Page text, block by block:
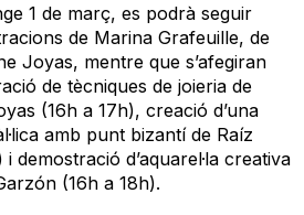
1 de març, es podrà seguir
de Marina Grafeuille, de
Joyas, mentre que s’afegiran
de tècniques de joieria de
(16h a 17h), creació d’una
amb punt bizantí de Raíz
demostració d’aquarel·la creativa
(16h a 18h).